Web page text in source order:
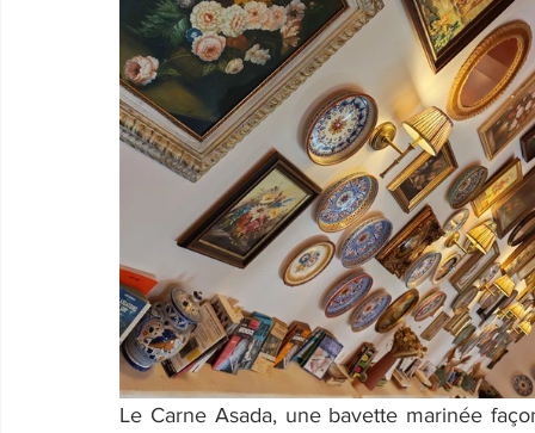
Le Carne Asada, une bavette marinée